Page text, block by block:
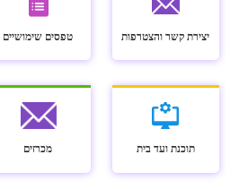
יצירת קשר והצטרפות טפסים שימושיים
תוכנת ועד בית מכרזים